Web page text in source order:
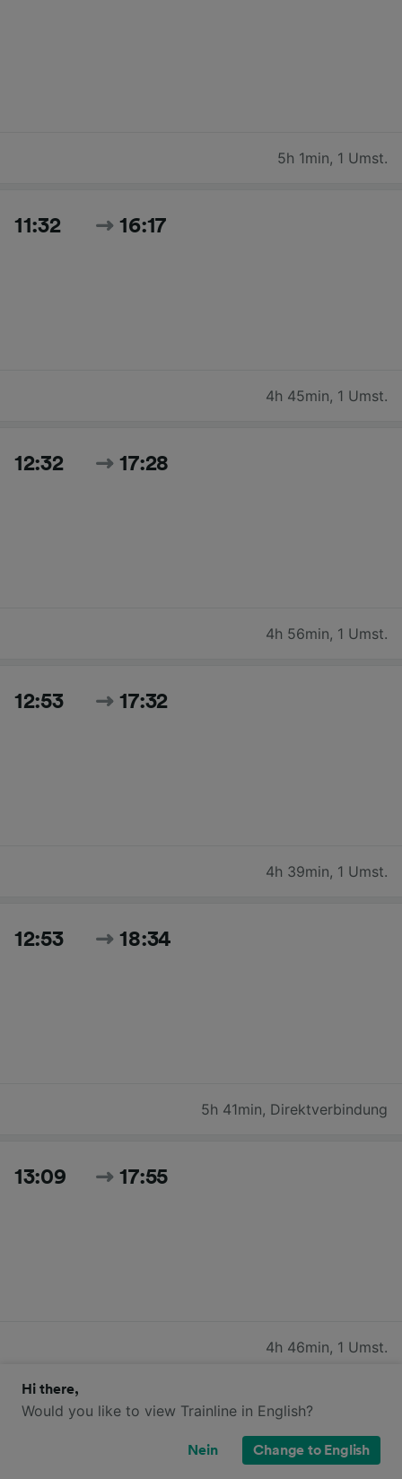
5h 1min, 1 Umst.
11:32 16:17
4h 45min, 1 Umst.
12:32 17:28
4h 56min, 1 Umst.
12:53 17:32
4h 39min, 1 Umst.
12:53 18:34
5h 41min, Direktverbindung
13:09 17:55
4h 46min, 1 Umst.
13:32 18:27
Hi there,
Would you like to view Trainline in English?
Nein Change to English